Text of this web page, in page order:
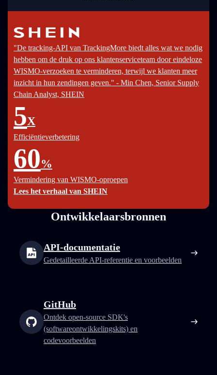
"De tracking-API van TrackingMore biedt alles wat we nodig
hebben om de druk op ons klantenserviceteam door eindeloze
WISMO-verzoeken te verminderen, terwijl we klanten meer
inzicht in hun zendingen geven." - Min Chen, Senior Supply
Chain Analyst, SHEIN
5X
Efficiëntieverbetering
60%
Vermindering van WISMO-oproepen
Lees het verhaal van SHEIN
Ontwikkelaarsbronnen
API-documentatie
Gedetailleerde API-referentie en voorbeelden
GitHub
Ontdek open-source SDK's
(softwareontwikkelingskits) en
codevoorbeelden